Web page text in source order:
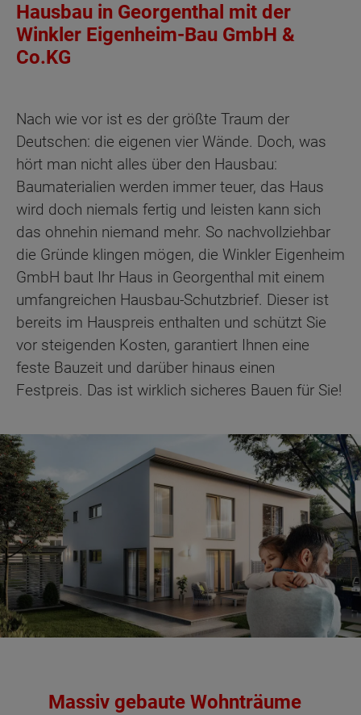
Hausbau in Georgenthal mit der
Winkler Eigenheim-Bau GmbH &
Co.KG
Nach wie vor ist es der größte Traum der
Deutschen: die eigenen vier Wände. Doch, was
hört man nicht alles über den Hausbau:
Baumaterialien werden immer teuer, das Haus
wird doch niemals fertig und leisten kann sich
das ohnehin niemand mehr. So nachvollziehbar
die Gründe klingen mögen, die Winkler Eigenheim
GmbH baut Ihr Haus in Georgenthal mit einem
umfangreichen Hausbau-Schutzbrief. Dieser ist
bereits im Hauspreis enthalten und schützt Sie
vor steigenden Kosten, garantiert Ihnen eine
feste Bauzeit und darüber hinaus einen
Festpreis. Das ist wirklich sicheres Bauen für Sie!
Massiv gebaute Wohnträume